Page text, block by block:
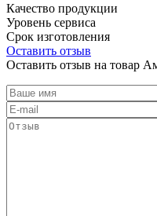
Качество продукции
Уровень сервиса
Срок изготовления
Оставить отзыв
Оставить отзыв на товар